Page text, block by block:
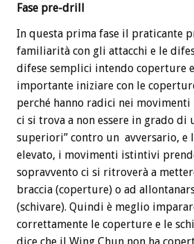
Fase pre-drill
In questa prima fase il praticante
familiarità con gli attacchi e le
difese semplici intendo coperture e
importante iniziare con le
perché hanno radici nei
ci si trova a non essere in grado di
superiori” contro un avversario, e
elevato, i movimenti istintivi
sopravvento ci si ritroverà a
braccia (coperture) o ad
(schivare). Quindi è meglio
correttamente le coperture e le
dice che il Wing Chun non ha